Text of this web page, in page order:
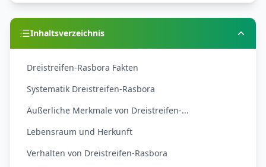
Inhaltsverzeichnis
Dreistreifen-Rasbora Fakten
Systematik Dreistreifen-Rasbora
Äußerliche Merkmale von Dreistreifen-...
Lebensraum und Herkunft
Verhalten von Dreistreifen-Rasbora